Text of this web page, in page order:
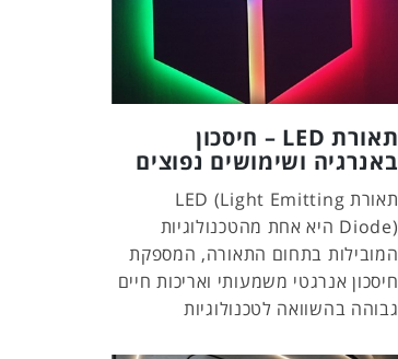
תאורת LED – חיסכון
באנרגיה ושימושים נפוצים
תאורת LED (Light Emitting
Diode) היא אחת מהטכנולוגיות
המובילות בתחום התאורה, המספקת
חיסכון אנרגטי משמעותי ואריכות חיים
גבוהה בהשוואה לטכנולוגיות